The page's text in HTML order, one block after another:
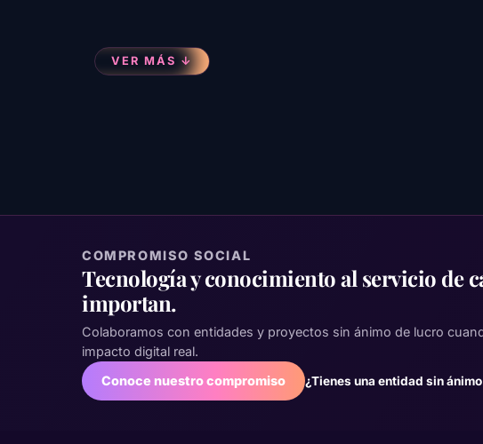
VER MÁS ↓
COMPROMISO SOCIAL
Tecnología y conocimiento al servicio de
importan.
Colaboramos con entidades y proyectos sin ánimo de lucro
impacto digital real.
Conoce nuestro compromiso
¿Tienes una entidad sin